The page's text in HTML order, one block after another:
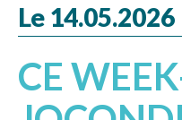
Le 14.05.2026
CE